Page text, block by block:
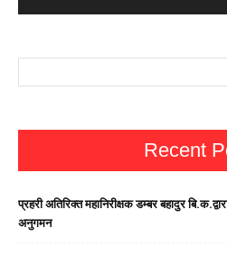
Recent
प्रहरी अतिरिक्त महानिरीक्षक डम्बर बहादुर
अनुगमन